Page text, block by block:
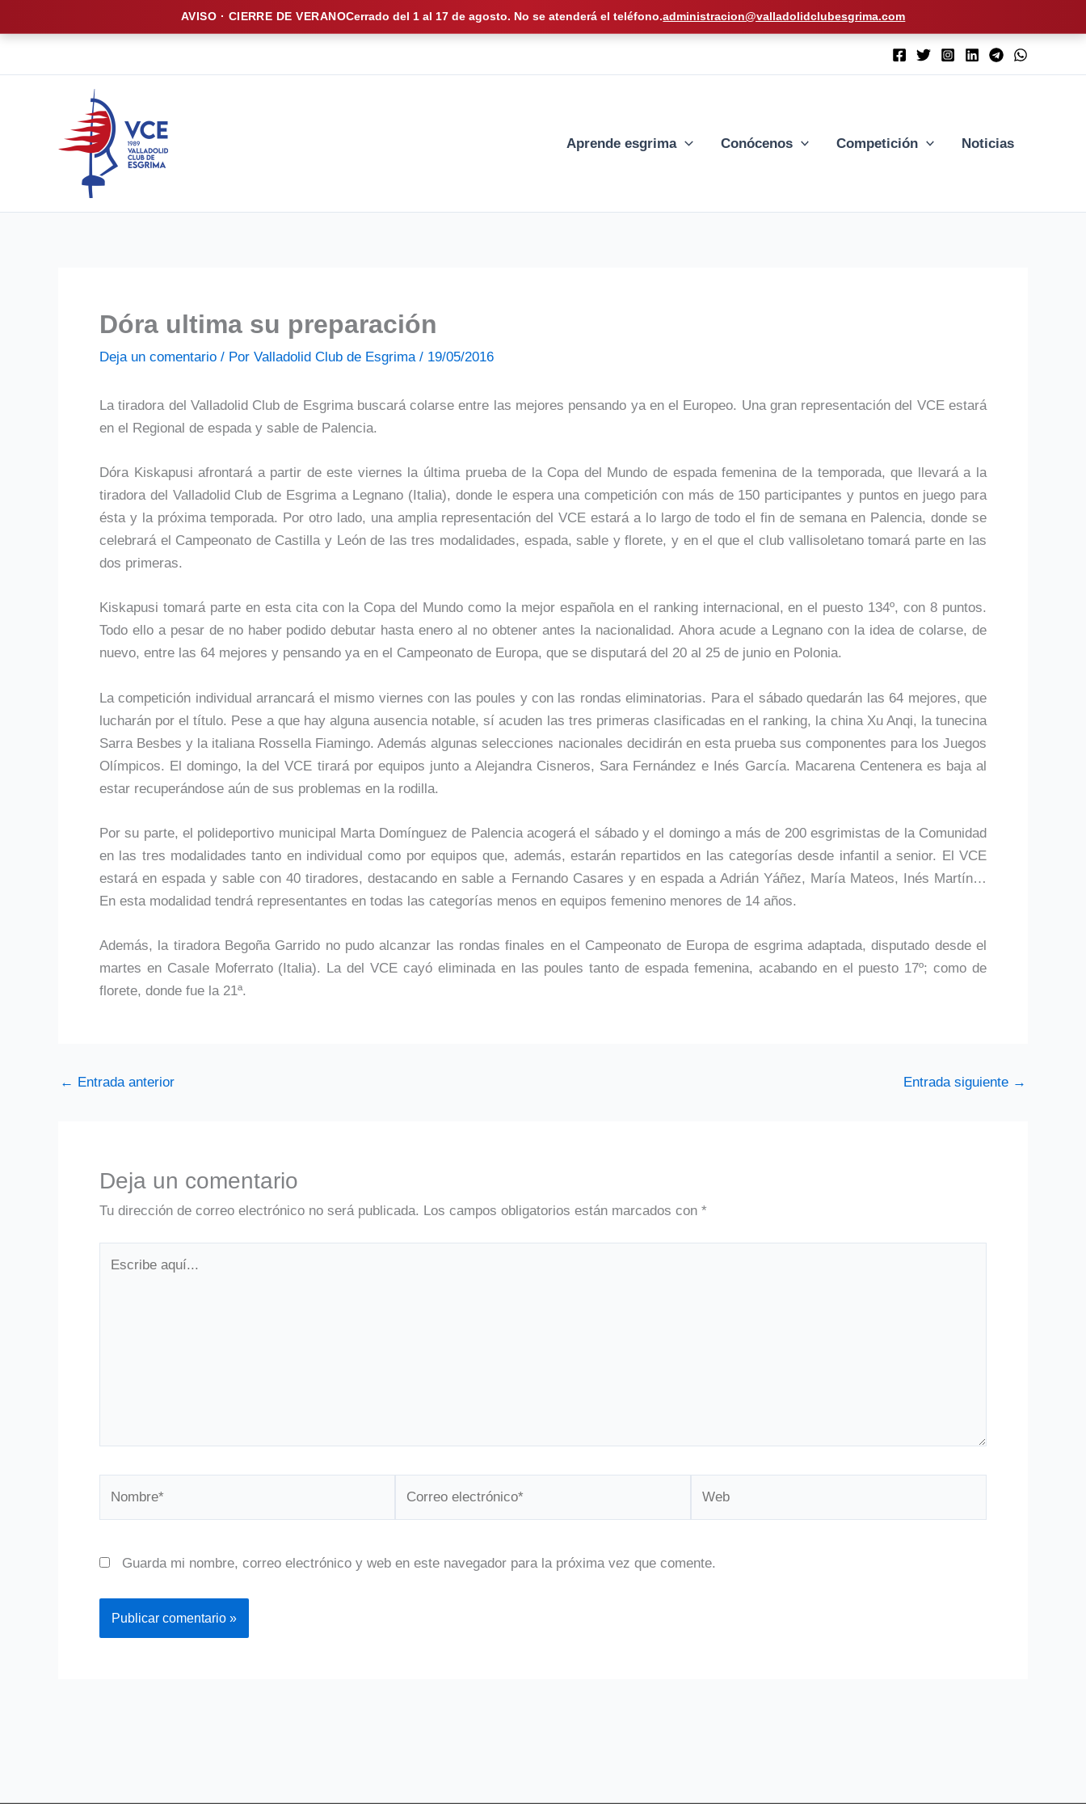
AVISO · CIERRE DE VERANOCerrado del 1 al 17 de agosto. No se atenderá el teléfono.administracion@valladolidclubesgrima.com
Aprende esgrima Conócenos Competición Noticias
Dóra ultima su preparación
Deja un comentario / Por Valladolid Club de Esgrima / 19/05/2016
La tiradora del Valladolid Club de Esgrima buscará colarse entre las mejores pensando ya en el Europeo. Una gran representación del VCE estará
en el Regional de espada y sable de Palencia.
Dóra Kiskapusi afrontará a partir de este viernes la última prueba de la Copa del Mundo de espada femenina de la temporada, que llevará a la
tiradora del Valladolid Club de Esgrima a Legnano (Italia), donde le espera una competición con más de 150 participantes y puntos en juego para
ésta y la próxima temporada. Por otro lado, una amplia representación del VCE estará a lo largo de todo el fin de semana en Palencia, donde se
celebrará el Campeonato de Castilla y León de las tres modalidades, espada, sable y florete, y en el que el club vallisoletano tomará parte en las
dos primeras.
Kiskapusi tomará parte en esta cita con la Copa del Mundo como la mejor española en el ranking internacional, en el puesto 134º, con 8 puntos.
Todo ello a pesar de no haber podido debutar hasta enero al no obtener antes la nacionalidad. Ahora acude a Legnano con la idea de colarse, de
nuevo, entre las 64 mejores y pensando ya en el Campeonato de Europa, que se disputará del 20 al 25 de junio en Polonia.
La competición individual arrancará el mismo viernes con las poules y con las rondas eliminatorias. Para el sábado quedarán las 64 mejores, que
lucharán por el título. Pese a que hay alguna ausencia notable, sí acuden las tres primeras clasificadas en el ranking, la china Xu Anqi, la tunecina
Sarra Besbes y la italiana Rossella Fiamingo. Además algunas selecciones nacionales decidirán en esta prueba sus componentes para los Juegos
Olímpicos. El domingo, la del VCE tirará por equipos junto a Alejandra Cisneros, Sara Fernández e Inés García. Macarena Centenera es baja al
estar recuperándose aún de sus problemas en la rodilla.
Por su parte, el polideportivo municipal Marta Domínguez de Palencia acogerá el sábado y el domingo a más de 200 esgrimistas de la Comunidad
en las tres modalidades tanto en individual como por equipos que, además, estarán repartidos en las categorías desde infantil a senior. El VCE
estará en espada y sable con 40 tiradores, destacando en sable a Fernando Casares y en espada a Adrián Yáñez, María Mateos, Inés Martín…
En esta modalidad tendrá representantes en todas las categorías menos en equipos femenino menores de 14 años.
Además, la tiradora Begoña Garrido no pudo alcanzar las rondas finales en el Campeonato de Europa de esgrima adaptada, disputado desde el
martes en Casale Moferrato (Italia). La del VCE cayó eliminada en las poules tanto de espada femenina, acabando en el puesto 17º; como de
florete, donde fue la 21ª.
← Entrada anterior Entrada siguiente →
Deja un comentario
Tu dirección de correo electrónico no será publicada. Los campos obligatorios están marcados con *
Guarda mi nombre, correo electrónico y web en este navegador para la próxima vez que comente.